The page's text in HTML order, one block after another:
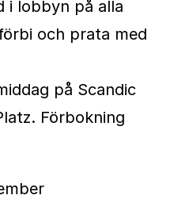
har officiellt
i
Majors
Loppet har
publikstöd
i lobbyn på alla
och prata med
på Scandic
Förbokning